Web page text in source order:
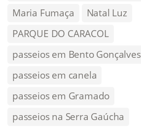
Maria Fumaça
Natal Luz
PARQUE DO CARACOL
passeios em Bento Gonçalves
passeios em canela
passeios em Gramado
passeios na Serra Gaúcha